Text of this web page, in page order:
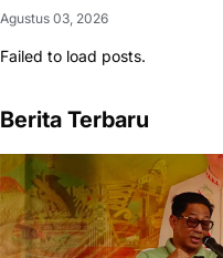
Agustus 03, 2026
Failed to load posts.
Berita Terbaru